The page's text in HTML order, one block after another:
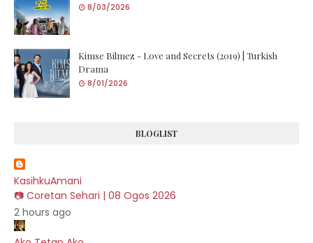
8/03/2026
Kimse Bilmez - Love and Secrets (2019) | Turkish
Drama
8/01/2026
BLOGLIST
KasihkuAmani
📷 Coretan Sehari | 08 Ogos 2026
2 hours ago